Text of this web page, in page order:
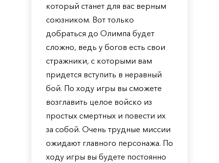
который станет для вас верным
союзником. Вот только
добраться до Олимпа будет
сложно, ведь у богов есть свои
стражники, с которыми вам
придется вступить в неравный
бой. По ходу игры вы сможете
возглавить целое войско из
простых смертных и повести их
за собой. Очень трудные миссии
ожидают главного персонажа. По
ходу игры вы будете постоянно